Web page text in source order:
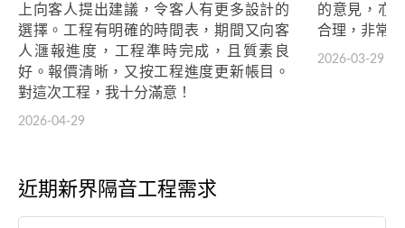
上向客人提出建議，令客人有更多設計的
選擇。工程有明確的時間表，期間又向客
人𣿬報進度，工程準時完成，且質素良
好。報價清晰，又按工程進度更新帳目。
對這次工程，我十分滿意！
2026-04-29
的意見，亦
合理，非常
2026-03-29
近期新界隔音工程需求